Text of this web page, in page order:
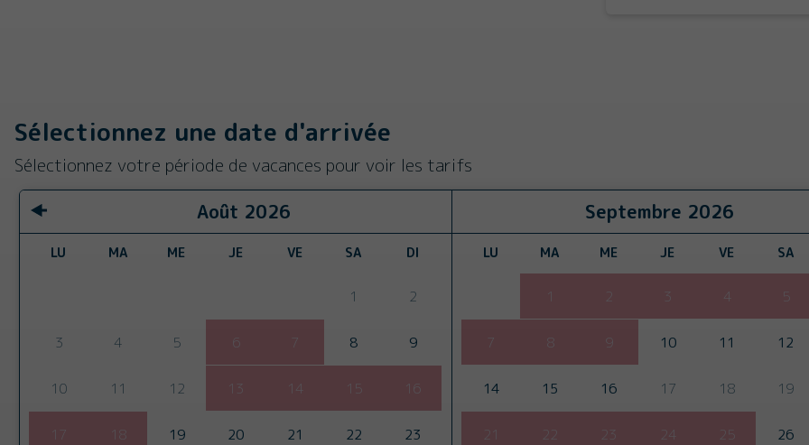
Sélectionnez une date d'arrivée
Sélectionnez votre période de vacances pour voir les tarifs
Août 2026
LU MA ME JE VE SA DI
1 2
3 4 5 6 7 8 9
10 11 12 13 14 16
17 19 20 21 22 23
Septembre 2026
LU MA ME JE VE SA
2 3 4
7 8 9 10 11 12
14 15 16 17 18 19
21 22 23 24 25 26